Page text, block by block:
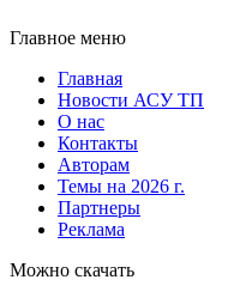
Главное меню
Главная
Новости АСУ ТП
О нас
Контакты
Авторам
Темы на 2026 г.
Партнеры
Реклама
Можно скачать